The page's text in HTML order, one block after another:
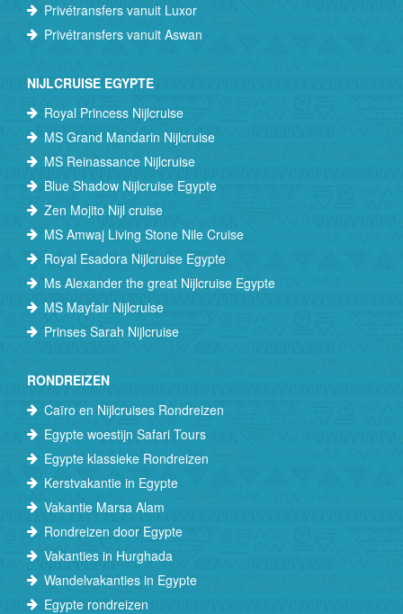
Privétransfers vanuit Luxor
Privétransfers vanuit Aswan
NIJLCRUISE EGYPTE
Royal Princess Nijlcruise
MS Grand Mandarin Nijlcruise
MS Reinassance Nijlcruise
Blue Shadow Nijlcruise Egypte
Zen Mojito Nijl cruise
MS Amwaj Living Stone Nile Cruise
Royal Esadora Nijlcruise Egypte
Ms Alexander the great Nijlcruise Egypte
MS Mayfair Nijlcruise
Prinses Sarah Nijlcruise
RONDREIZEN
Caïro en Nijlcruises Rondreizen
Egypte woestijn Safari Tours
Egypte klassieke Rondreizen
Kerstvakantie in Egypte
Vakantie Marsa Alam
Rondreizen door Egypte
Vakanties in Hurghada
Wandelvakanties in Egypte
Egypte rondreizen